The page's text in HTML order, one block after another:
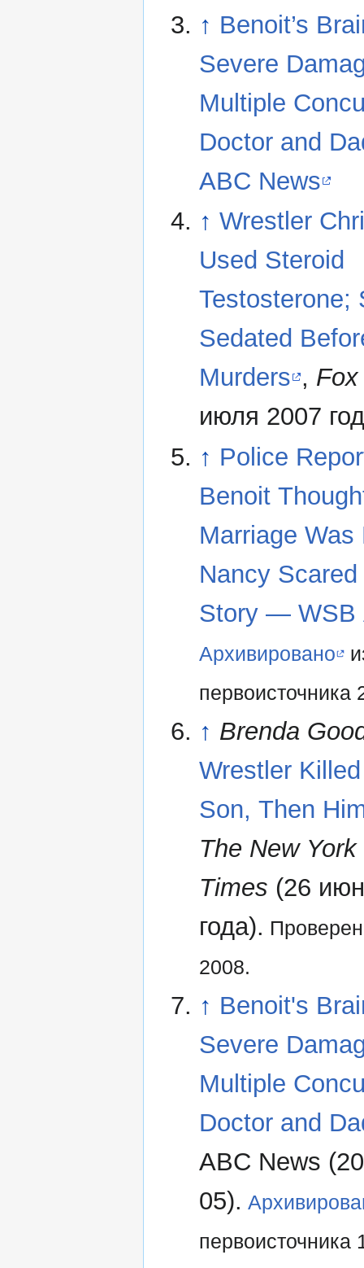
↑ Benoit’s
Severe
Multiple
Doctor and
ABC News
↑ Wrestler
Used Steroid
Testosterone;
Sedated
Murders ,
июля 2007
↑ Police
Benoit
Marriage Was
Nancy
Story — WSB
Архивировано
первоисточника
↑ Brenda
Wrestler
Son, Then
The New York
Times (26
года).
2008.
↑ Benoit's
Severe
Multiple
Doctor and
ABC News
05).
первоисточника